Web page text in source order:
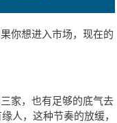
你想进入市场，现在的
家，也有足够的底气去
人，这种节奏的放缓，